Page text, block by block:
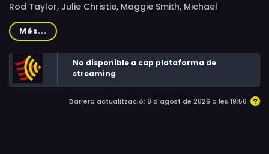
Rod Taylor, Julie Christie, Maggie Smith, Michael
Redgrave, Edith Evans, Flora Robson, Jack MacGowran,
Siân Phillips, T. P. McKenna, Julie Ross, Robin Sumner, Philip
O'Flynn, Pauline Delaney, Arthur O'Sullivan, Joe Lynch,
Vincent Dowling, Tom Irwin, John McDarby, John Cowley,
Gerry Sullivan, Bill Foley, John Franklyn, Harry Brogan,
Shivaun O'Casey
Més...
No disponible a cap plataforma de
streaming
Darrera actualització: 8 d'agost de 2026 a les 19:58